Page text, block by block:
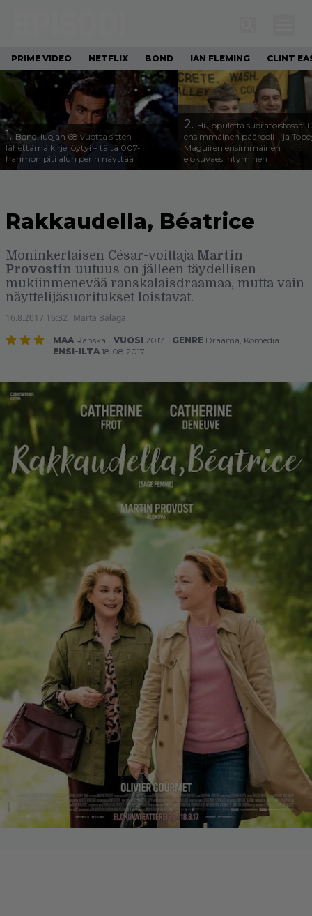
PRIME VIDEO NETFLIX BOND IAN FLEMING CLINT
1. Bond-luojan 68 vuotta sitten
lähettämä kirje löytyi – tältä 007-
hahmon piti alun perin näyttää
2. Huippuleffa suoratoistossa:
ensimmäinen päärooli – ja
Maguiren ensimmäinen
elokuvaesiintyminen
Rakkaudella, Béatrice
Moninkertaisen César-voittaja Martin
Provostin uutuus on jälleen täydellisen
mukiinmenevää ranskalaisdraamaa, mutta vain
näyttelijäsuoritukset loistavat.
16.8.2017 16:32 Marta Bałaga
MAA Ranska VUOSI 2017 GENRE Draama Komedia
ENSI-ILTA 18.08.2017